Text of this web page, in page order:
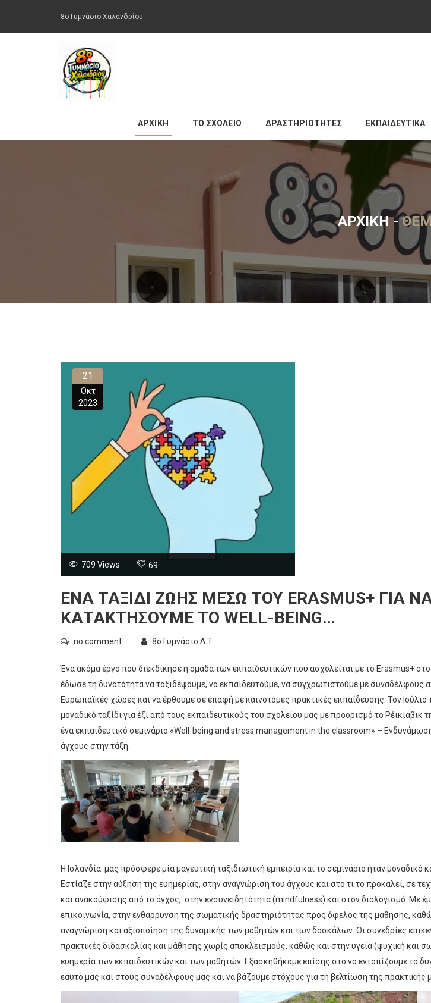
8ο Γυμνάσιο Χαλανδρίου
ΑΡΧΙΚΗ ΤΟ ΣΧΟΛΕΙΟ ΔΡΑΣΤΗΡΙΟΤΗΤΕΣ ΕΚΠΑΙΔΕΥΤΙΚΑ
ΑΡΧΙΚΉ-
21
Οκτ
2023
709 Views 69
ΈΝΑ ΤΑΞΊΔΙ ΖΩΉΣ ΜΈΣΩ ΤΟΥ ERASMUS+ ΓΙΑ
ΚΑΤΑΚΤΉΣΟΥΜΕ ΤΟ WELL-BEING…
no comment 8ο Γυμνάσιο Λ.Τ.
Ένα ακόμα έργο που διεκδίκησε η ομάδα των εκπαιδευτικών που ασχολείται με το Erasmus+
έδωσε τη δυνατότητα να ταξιδέψουμε, να εκπαιδευτούμε, να συγχρωτιστούμε με συναδέλφους
Ευρωπαϊκές χώρες και να έρθουμε σε επαφή με καινοτόμες πρακτικές εκπαίδευσης. Τον Ιούλιο
μοναδικό ταξίδι για έξι από τους εκπαιδευτικούς του σχολείου μας με προορισμό το Ρέικιαβικ
ένα εκπαιδευτικό σεμινάριο «Well-being and stress management in the classroom» – Ενδυνάμωση
άγχους στην τάξη.
Η Ισλανδία μας πρόσφερε μία μαγευτική ταξιδιωτική εμπειρία και το σεμινάριο ήταν μοναδικό
Εστίαζε στην αύξηση της ευημερίας, στην αναγνώριση του άγχους και στο τι το προκαλεί, σε
και ανακούφισης από το άγχος, στην ενσυνειδητότητα (mindfulness) και στον διαλογισμό. Με
επικοινωνία, στην ενθάρρυνση της σωματικής δραστηριότητας προς όφελος της μάθησης,
αναγνώριση και αξιοποίηση της δυναμικής των μαθητών και των δασκάλων. Οι συνεδρίες
πρακτικές διδασκαλίας και μάθησης χωρίς αποκλεισμούς, καθώς και στην υγεία (ψυχική και
ευημερία των εκπαιδευτικών και των μαθητών. Εξασκηθήκαμε επίσης στο να εντοπίζουμε τα
εαυτό μας και στους συναδέλφους μας και να βάζουμε στόχους για τη βελτίωση της πρακτικής